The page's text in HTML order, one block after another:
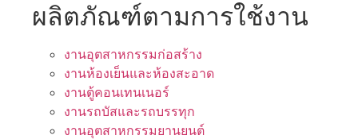
ผลิตภัณฑ์ตามการใช้งาน
งานอุตสาหกรรมก่อสร้าง
งานห้องเย็นและห้องสะอาด
งานตู้คอนเทนเนอร์
งานรถบัสและรถบรรทุก
งานอุตสาหกรรมยานยนต์